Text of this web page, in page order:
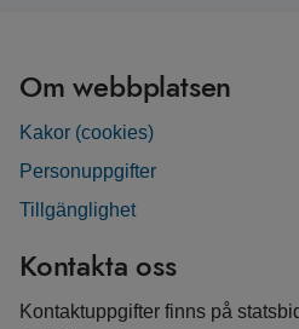
Om webbplatsen
Kakor (cookies)
Personuppgifter
Tillgänglighet
Kontakta oss
Kontaktuppgifter finns på